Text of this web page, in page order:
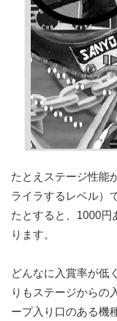
たとえステージ性能
ライラするレベル）
たとすると、1000円
ります。
どんなに入賞率が低
りもステージからの
ープ入り口のある機